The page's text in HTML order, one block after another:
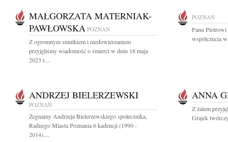
MAŁGORZATA MATERNIAK-
PAWŁOWSKA POZNAŃ
Z ogromnym smutkiem i niedowierzaniem
przyjęliśmy wiadomość o śmierci w dniu 18 maja
2023 r....
POZNAŃ
Panu Piotrowi
współczucia
ANDRZEJ BIELERZEWSKI
POZNAŃ
Żegnamy Andrzeja Bielerzewskiego społecznika,
Radnego Miasta Poznania 6 kadencji (1990 -
2014)....
ANNA
Z żalem
Grajek